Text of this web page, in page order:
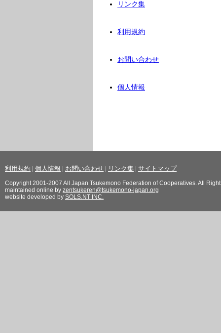
リンク集
利用規約
お問い合わせ
個人情報
利用規約 | 個人情報 | お問い合わせ | リンク集 | サイトマップ
Copyright 2001-2007 All Japan Tsukemono Federation of Cooperatives. All
maintained online by zentsukeren@tsukemono-japan.org
website developed by SOLS.NT INC.